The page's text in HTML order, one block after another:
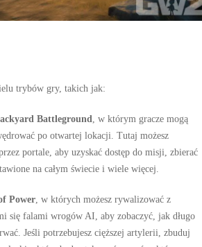
trybów gry, takich jak:
Battleground , w którym gracze mogą
po otwartej lokacji. Tutaj możesz
portale, aby uzyskać dostęp do misji, zbierać
na całym świecie i wiele więcej.
Power , w których możesz rywalizować z
się falami wrogów AI, aby zobaczyć, jak długo
Jeśli potrzebujesz cięższej artylerii, zbuduj